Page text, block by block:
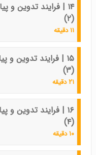
۱۴ | فرایند تدوین
(۲)
۱۱ دقیقه
۱۵ | فرایند تدوین
(۳)
۲۱ دقیقه
۱۶ | فرایند تدوین
(۴)
۱۰ دقیقه